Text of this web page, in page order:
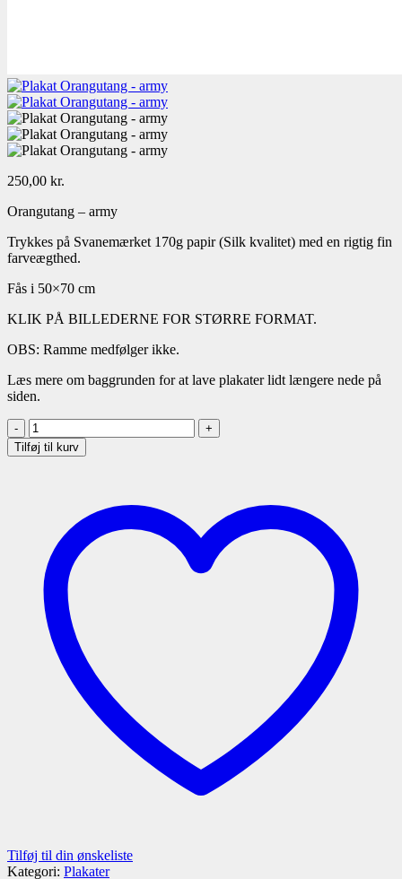
250,00 kr.
Orangutang – army
Trykkes på Svanemærket 170g papir (Silk kvalitet) med en rigtig fin
farveægthed.
Fås i 50×70 cm
KLIK PÅ BILLEDERNE FOR STØRRE FORMAT.
OBS: Ramme medfølger ikke.
Læs mere om baggrunden for at lave plakater lidt længere nede på
siden.
Plakat
Orangutang
-
Tilføj til kurv
Tilføj til din ønskeliste
Kategori: Plakater